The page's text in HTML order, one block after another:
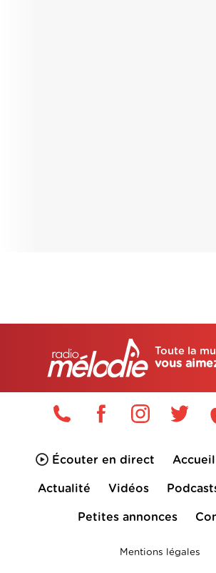
Toute la
vous
Écouter en direct Accueil
Actualité Vidéos
Petites annonces
Mentions légales